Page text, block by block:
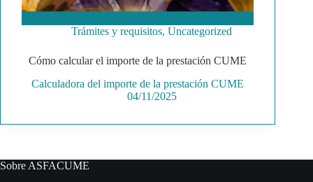
Trámites y requisitos,Uncategorized
Cómo calcular el importe de la prestación CUME
Calculadora del importe de la prestación CUME
04/11/2025
Sobre ASFACUME